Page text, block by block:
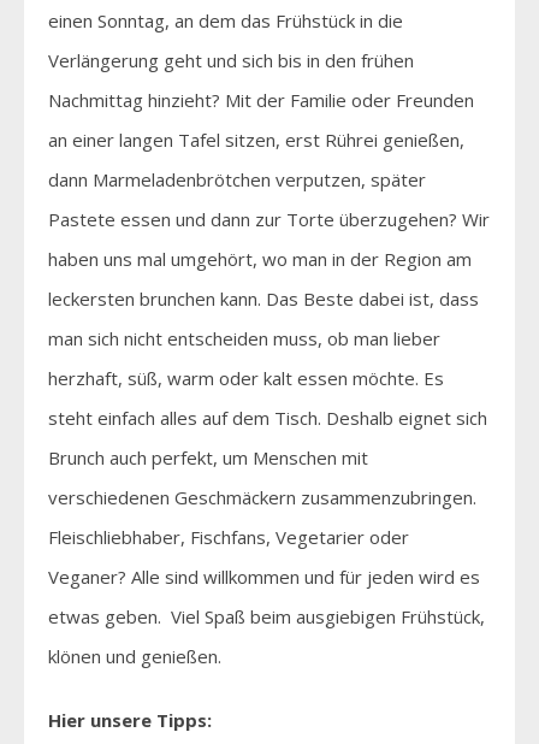
einen Sonntag, an dem das Frühstück in die
Verlängerung geht und sich bis in den frühen
Nachmittag hinzieht? Mit der Familie oder Freunden
an einer langen Tafel sitzen, erst Rührei genießen,
dann Marmeladenbrötchen verputzen, später
Pastete essen und dann zur Torte überzugehen? Wir
haben uns mal umgehört, wo man in der Region am
leckersten brunchen kann. Das Beste dabei ist, dass
man sich nicht entscheiden muss, ob man lieber
herzhaft, süß, warm oder kalt essen möchte. Es
steht einfach alles auf dem Tisch. Deshalb eignet sich
Brunch auch perfekt, um Menschen mit
verschiedenen Geschmäckern zusammenzubringen.
Fleischliebhaber, Fischfans, Vegetarier oder
Veganer? Alle sind willkommen und für jeden wird es
etwas geben. Viel Spaß beim ausgiebigen Frühstück,
klönen und genießen.
Hier unsere Tipps: